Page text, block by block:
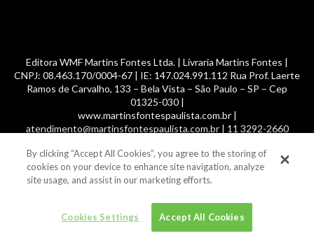
Editora WMF Martins Fontes Ltda. | Livraria Martins Fontes |
CNPJ: 08.463.170/0004-67 | IE: 147.024.991.112 Rua Prof. Laerte
Ramos de Carvalho, 133 – Bela Vista – São Paulo – SP – Cep
01325-030 |
www.martinsfontespaulista.com.br |
atendimento@martinsfontespaulista.com.br | 11 3292-2660
© 2014 -2026, MartinsFontes livros nacionais e importados,
com mais de 700 mil títulos. Todos os direitos reservados.
By clicking “Accept All Cookies”, you agree to the storing of
cookies on your device to enhance site navigation, analyze
site usage, and assist in our marketing efforts.
Cookies Settings Accept All Cookies